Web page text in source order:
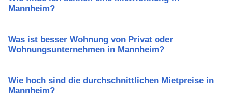
Mannheim?
Was ist besser Wohnung von Privat oder
Wohnungsunternehmen in Mannheim?
Wie hoch sind die durchschnittlichen Mietpreise in
Mannheim?